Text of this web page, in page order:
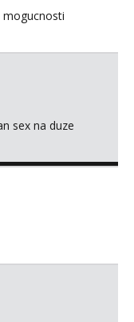
mogucnosti
sex na duze